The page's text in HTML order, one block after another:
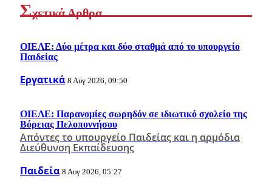
Σχετικά Αρθρα
ΟΙΕΛΕ: Δύο μέτρα και δύο σταθμά από το υπουργείο
Παιδείας
Εργατικά 8 Αυγ 2026, 09:50
ΟΙΕΛΕ: Παρανομίες σωρηδόν σε ιδιωτικό σχολείο της
Βόρειας Πελοποννήσου
Απόντες το υπουργείο Παιδείας και η αρμόδια
Διεύθυνση Εκπαίδευσης
Παιδεία 8 Αυγ 2026, 05:27